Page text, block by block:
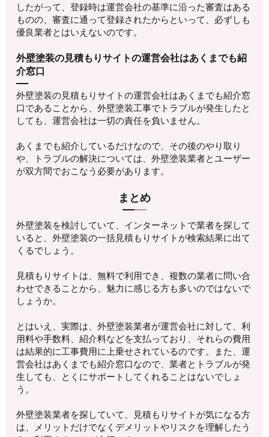
したがって、登録時は運営会社の基準に沿った審査はある
ものの、審査に通って登録されたからといって、必ずしも
優良業者とはいえないのです。
外壁塗装の見積もりサイトの運営会社はあくまでも紹
介窓口
外壁塗装の見積もりサイトの運営会社はあくまでも紹介窓
口であることから、外壁塗装工事でトラブルが発生したと
しても、運営会社は一切の責任を負いません。
あくまでも紹介しているだけなので、その後のやり取り
や、トラブルの解決については、外壁塗装業者とユーザー
が双方間でおこなう必要があります。
まとめ
外壁塗装を検討していて、インターネットで業者を探して
いると、外壁塗装の一括見積もりサイトが検索結果に出て
くるでしょう。
見積もりサイトは、無料で利用でき、複数の業者に問い合
わせできることから、魅力に感じる方も多いのではないで
しょうか。
とはいえ、実際は、外壁塗装業者が運営会社に対して、利
用料や手数料、紹介料などを支払っており、それらの費用
は結果的に工事費用に上乗せされているのです。また、運
営会社はあくまでも紹介窓口なので、業者とトラブルが発
生しても、とくにサポートしてくれることはないでしょ
う。
外壁塗装業者を探していて、見積もりサイトが気になる方
は、メリットだけでなくデメリットやリスクを理解したう